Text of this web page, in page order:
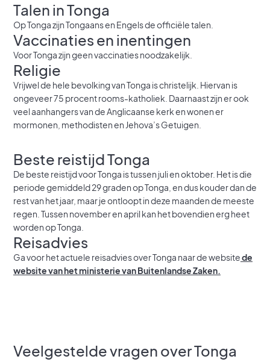
Talen in Tonga
Op Tonga zijn Tongaans en Engels de officiële talen.
Vaccinaties en inentingen
Voor Tonga zijn geen vaccinaties noodzakelijk.
Religie
Vrijwel de hele bevolking van Tonga is christelijk. Hiervan is
ongeveer 75 procent rooms-katholiek. Daarnaast zijn er ook
veel aanhangers van de Anglicaanse kerk en wonen er
mormonen, methodisten en Jehova’s Getuigen.
Beste reistijd Tonga
De beste reistijd voor Tonga is tussen juli en oktober. Het is die
periode gemiddeld 29 graden op Tonga, en dus kouder dan de
rest van het jaar, maar je ontloopt in deze maanden de meeste
regen. Tussen november en april kan het bovendien erg heet
worden op Tonga.
Reisadvies
Ga voor het actuele reisadvies over Tonga naar de websitede
website van het ministerie van Buitenlandse Zaken.
Veelgestelde vragen over Tonga